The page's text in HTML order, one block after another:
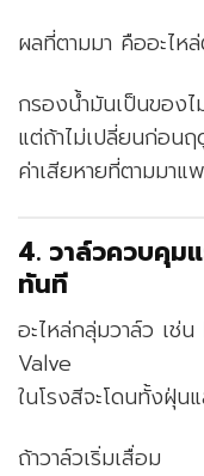
ผลที่ตามมา คืออะไห
กรองน้ำมันเป็นของ
แต่ถ้าไม่เปลี่ยนก่อน
ค่าเสียหายที่ตามมาแ
4. วาล์วควบคุ
ทันที
อะไหล่กลุ่มวาล์ว เช่
Valve
ในโรงสีจะโดนทั้งฝุ่น
ถ้าวาล์วเริ่มเสื่อม